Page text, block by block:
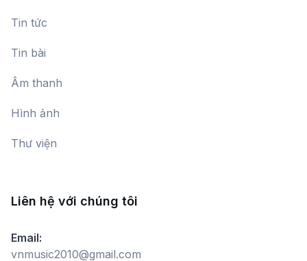
Tin tức
Tin bài
Âm thanh
Hình ảnh
Thư viện
Liên hệ với chúng tôi
Email:
vnmusic2010@gmail.com